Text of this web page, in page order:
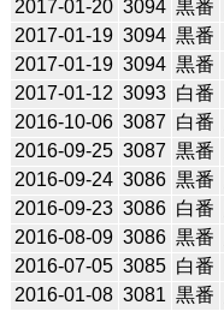
2017-01-20 3094 黒番
2017-01-19 3094 黒番
2017-01-19 3094 黒番
2017-01-12 3093 白番
2016-10-06 3087 白番
2016-09-25 3087 黒番
2016-09-24 3086 黒番
2016-09-23 3086 白番
2016-08-09 3086 黒番
2016-07-05 3085 白番
2016-01-08 3081 黒番